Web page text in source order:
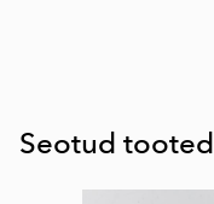
Seotud tooted